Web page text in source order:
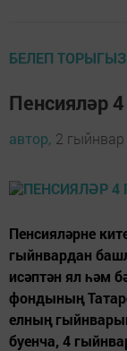
БЕЛЕП ТОРЫГЫЗ
Пенсияләр
автор, 2
Пенсияләрне
гыйнвардан
исәптән ял һәм
фондының
елның
буенча, 4